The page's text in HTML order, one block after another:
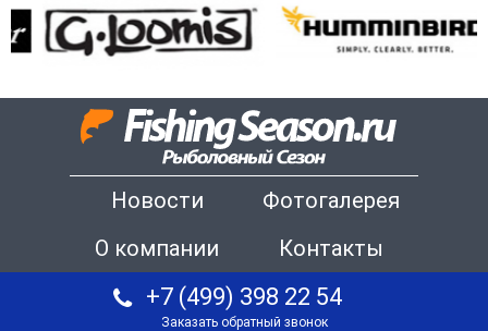
Новости
Фотогалерея
О компании
Контакты
+7 (499) 398 22 54
Заказать обратный звонок